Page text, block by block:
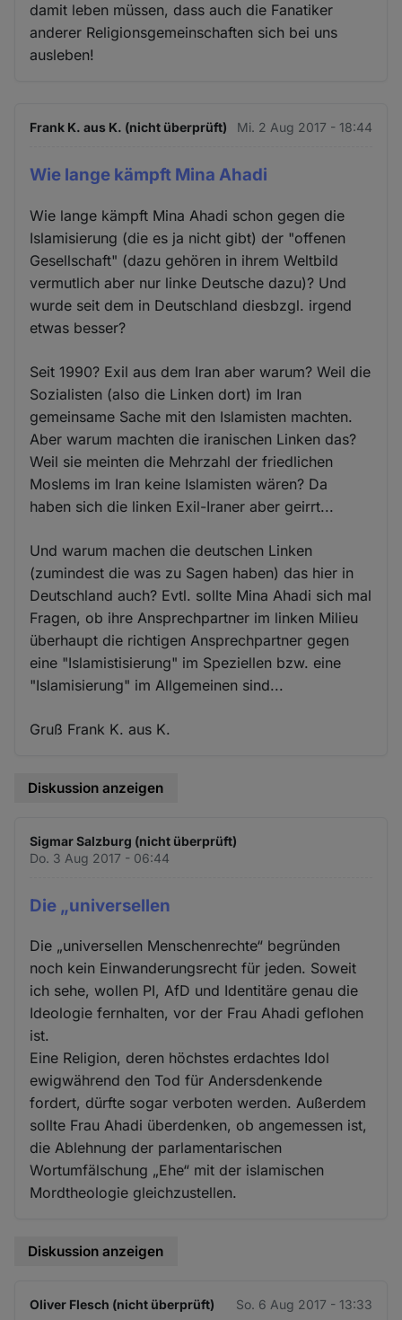
damit leben müssen, dass auch die Fanatiker
anderer Religionsgemeinschaften sich bei uns
ausleben!
Frank K. aus K. (nicht überprüft) Mi. 2 Aug 2017 - 18:44
Wie lange kämpft Mina Ahadi
Wie lange kämpft Mina Ahadi schon gegen die
Islamisierung (die es ja nicht gibt) der "offenen
Gesellschaft" (dazu gehören in ihrem Weltbild
vermutlich aber nur linke Deutsche dazu)? Und
wurde seit dem in Deutschland diesbzgl. irgend
etwas besser?
Seit 1990? Exil aus dem Iran aber warum? Weil die
Sozialisten (also die Linken dort) im Iran
gemeinsame Sache mit den Islamisten machten.
Aber warum machten die iranischen Linken das?
Weil sie meinten die Mehrzahl der friedlichen
Moslems im Iran keine Islamisten wären? Da
haben sich die linken Exil-Iraner aber geirrt...
Und warum machen die deutschen Linken
(zumindest die was zu Sagen haben) das hier in
Deutschland auch? Evtl. sollte Mina Ahadi sich mal
Fragen, ob ihre Ansprechpartner im linken Milieu
überhaupt die richtigen Ansprechpartner gegen
eine "Islamistisierung" im Speziellen bzw. eine
"Islamisierung" im Allgemeinen sind...
Gruß Frank K. aus K.
Diskussion anzeigen
Sigmar Salzburg (nicht überprüft)
Do. 3 Aug 2017 - 06:44
Die „universellen
Die „universellen Menschenrechte“ begründen
noch kein Einwanderungsrecht für jeden. Soweit
ich sehe, wollen PI, AfD und Identitäre genau die
Ideologie fernhalten, vor der Frau Ahadi geflohen
ist.
Eine Religion, deren höchstes erdachtes Idol
ewigwährend den Tod für Andersdenkende
fordert, dürfte sogar verboten werden. Außerdem
sollte Frau Ahadi überdenken, ob angemessen ist,
die Ablehnung der parlamentarischen
Wortumfälschung „Ehe“ mit der islamischen
Mordtheologie gleichzustellen.
Diskussion anzeigen
Oliver Flesch (nicht überprüft) So. 6 Aug 2017 - 13:33